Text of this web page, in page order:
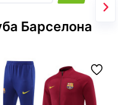
Барселона